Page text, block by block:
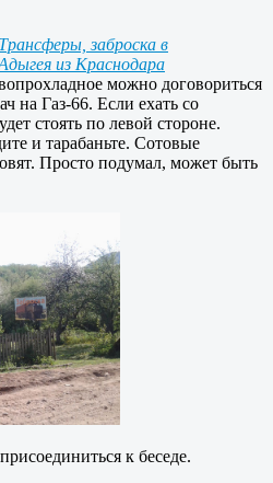
Трансферы, заброска в
из Краснодара
можно договориться
на Газ-66. Если ехать со
стоять по левой стороне.
и тарабаньте. Сотовые
Просто подумал, может быть
к беседе.